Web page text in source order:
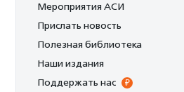
Мероприятия АСИ
Прислать новость
Полезная библиотека
Наши издания
Поддержать нас